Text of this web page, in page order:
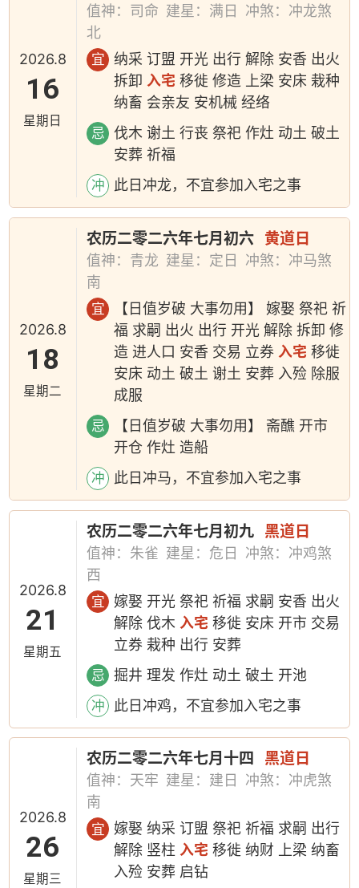
2026.8
16
星期日
值神：司命 建星：满日
冲煞：冲龙煞
北
宜
纳采 订盟 开光 出行 解除 安香 出火
拆卸入宅 移徙 修造 上梁 安床 栽种
纳畜 会亲友 安机械 经络
忌
伐木 谢土 行丧 祭祀 作灶 动土 破土
安葬 祈福
冲 此日冲龙，不宜参加入宅之事
2026.8
18
星期二
农历二零二六年七月初六 黄道日
值神：青龙 建星：定日
冲煞：冲马煞
南
宜
【日值岁破 大事勿用】 嫁娶 祭祀 祈
福 求嗣 出火 出行 开光 解除 拆卸 修
造 进人口 安香 交易 立券 入宅 移徙
安床 动土 破土 谢土 安葬 入殓 除服
成服
忌
【日值岁破 大事勿用】 斋醮 开市
开仓 作灶 造船
冲 此日冲马，不宜参加入宅之事
2026.8
21
星期五
农历二零二六年七月初九 黑道日
值神：朱雀 建星：危日
冲煞：冲鸡煞
西
宜
嫁娶 开光 祭祀 祈福 求嗣 安香 出火
解除 伐木 入宅 移徙 安床 开市 交易
立券 栽种 出行 安葬
忌 掘井 理发 作灶 动土 破土 开池
冲 此日冲鸡，不宜参加入宅之事
2026.8
26
星期三
农历二零二六年七月十四 黑道日
值神：天牢 建星：建日
冲煞：冲虎煞
南
宜
嫁娶 纳采 订盟 祭祀 祈福 求嗣 出行
解除 竖柱入宅 移徙 纳财 上梁 纳畜
入殓 安葬 启钻